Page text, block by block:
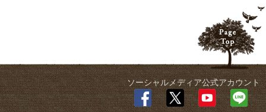
ソーシャルメディア公式アカウント